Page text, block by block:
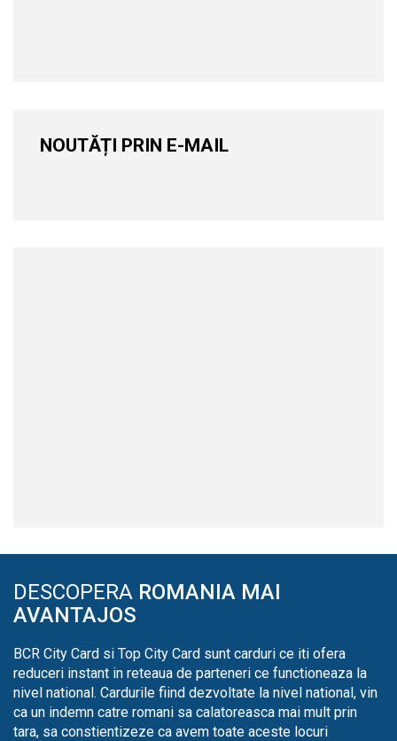
NOUTĂȚI PRIN E-MAIL
DESCOPERA ROMANIA MAI
AVANTAJOS
BCR City Card si Top City Card sunt carduri ce iti ofera
reduceri instant in reteaua de parteneri ce functioneaza la
nivel national. Cardurile fiind dezvoltate la nivel national, vin
ca un indemn catre romani sa calatoreasca mai mult prin
tara, sa constientizeze ca avem toate aceste locuri